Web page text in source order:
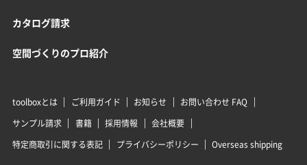
カタログ請求
空間づくりのプロ紹介
toolboxとは ご利用ガイド お知らせ
お問い合わせ FAQ
サンプル請求
書籍 採用情報
会社概要
特定商取引に関する表記
プライバシーポリシー Overseas shipping